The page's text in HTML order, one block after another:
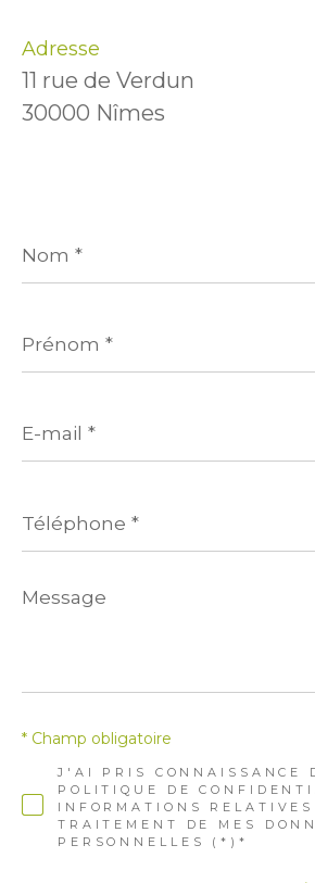
Adresse
11 rue de Verdun
30000 Nîmes
*
*
mail
*
*
Message
*
J'AI PRIS CONNAISSANCE
POLITIQUE DE
INFORMATIONS RELATIVES
TRAITEMENT DE MES
PERSONNELLES (*)*
* Champ obligatoire